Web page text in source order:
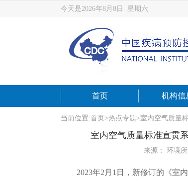
今天是2026年8月8日 星期六
首页 机构信
当前位置:首页 >热点专题>室内空气质量
室内空气质量标准宣贯
来源： 环境
2023年2月1日，新修订的《室内